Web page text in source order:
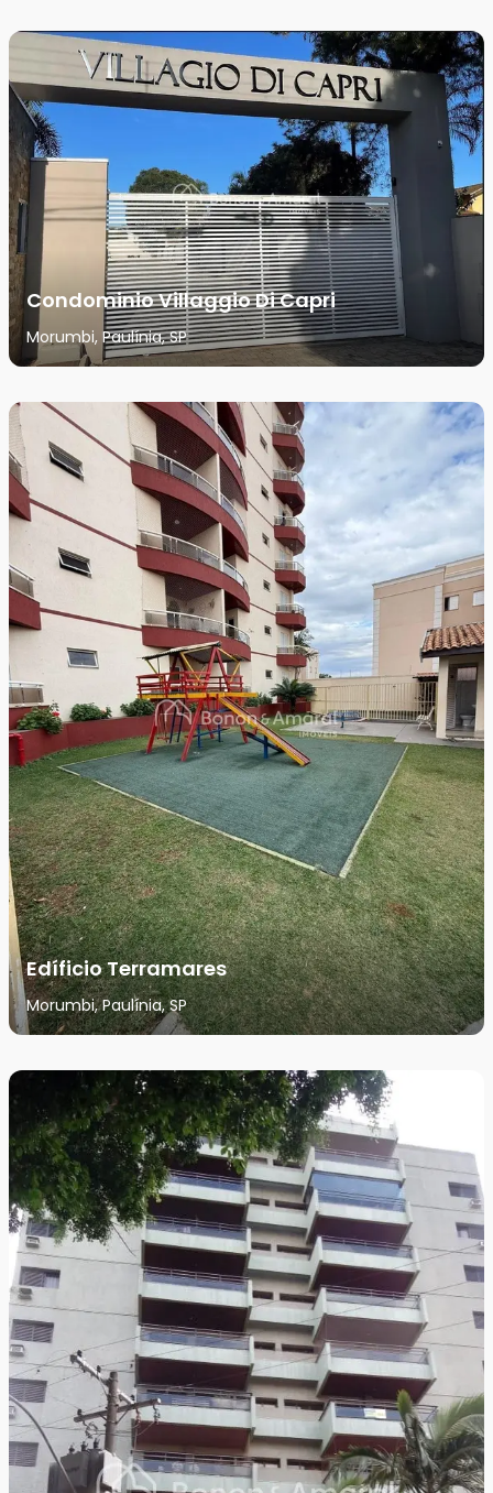
Condominio Villaggio Di Capri
Morumbi, Paulínia, SP
Edíficio Terramares
Morumbi, Paulínia, SP